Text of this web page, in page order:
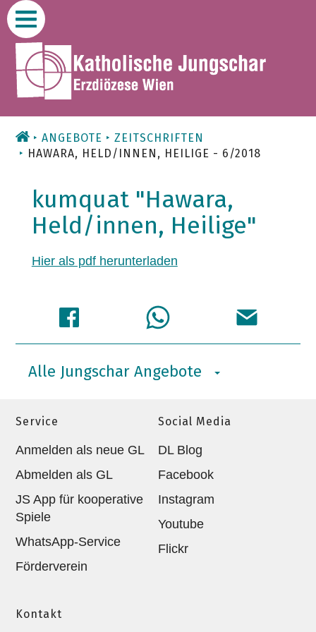
Zum
Inhalt
ANGEBOTE
ZEITSCHRIFTEN
HAWARA, HELD/INNEN, HEILIGE - 6/2018
kumquat "Hawara,
Held/innen, Heilige"
Hier als pdf herunterladen
Alle Jungschar Angebote
Service
Anmelden als neue GL
Abmelden als GL
JS App für kooperative
Spiele
WhatsApp-Service
Förderverein
Social Media
DL Blog
Facebook
Instagram
Youtube
Flickr
Kontakt